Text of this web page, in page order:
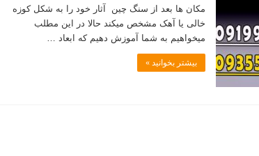
مکان ھا بعد از سنگ چین آثار خود را به شکل کوزه
خالی یا آھک مشخص میکند حالا در این مطلب
میخواهیم به شما آموزش دهیم که ابعاد …
بیشتر بخوانید »